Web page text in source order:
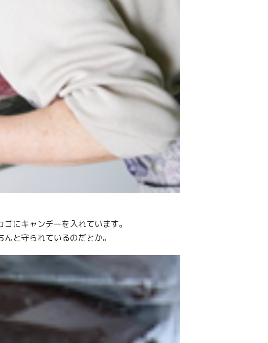
にキャンデーを入れています。
と守られているのだとか。